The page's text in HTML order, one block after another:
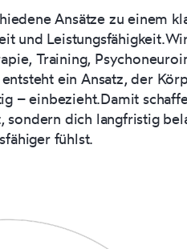
Ansätze zu einem
und
Training,
ein Ansatz, der
– einbezieht.Damit
dich langfristig
fühlst.